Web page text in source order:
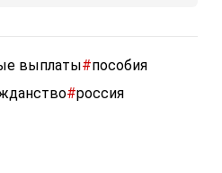
выплаты#пособия
#россия